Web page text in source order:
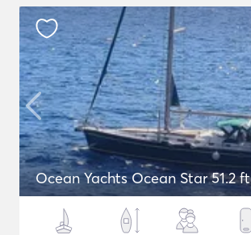
Ocean Yachts Ocean Star 51.2 ft